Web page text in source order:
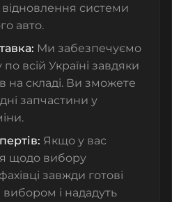
системи
авто.
Ми забезпечуємо
всій Україні завдяки
на складі. Ви зможете
запчастини у
Якщо у вас
щодо вибору
завжди готові
і нададуть